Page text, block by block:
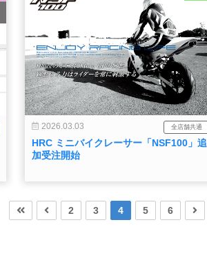
全店舗共通
2026.03.03
HRC ミニバイクレーサー「NSF100」追
加受注開始
2 3 4 5 6